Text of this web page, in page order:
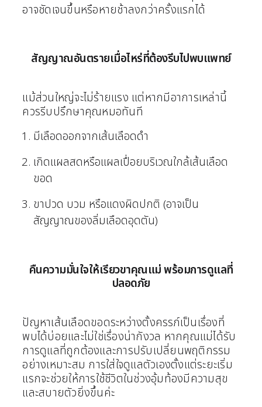
อาจชัดเจนขึ้นหรือหายช้าลงกว่าครั้งแรกได้
สัญญาณอันตรายเมื่อไหร่ที่ต้องรีบไปพบแพทย์
แม้ส่วนใหญ่จะไม่ร้ายแรง แต่หากมีอาการเหล่านี้
ควรรีบปรึกษาคุณหมอทันที
มีเลือดออกจากเส้นเลือดดำ
เกิดแผลสดหรือแผลเปื่อยบริเวณใกล้เส้นเลือด
ขอด
ขาปวด บวม หรือแดงผิดปกติ (อาจเป็น
สัญญาณของลิ่มเลือดอุดตัน)
คืนความมั่นใจให้เรียวขาคุณแม่ พร้อมการดูแลที่
ปลอดภัย
ปัญหาเส้นเลือดขอดระหว่างตั้งครรภ์เป็นเรื่องที่
พบได้บ่อยและไม่ใช่เรื่องน่ากังวล หากคุณแม่ได้รับ
การดูแลที่ถูกต้องและการปรับเปลี่ยนพฤติกรรม
อย่างเหมาะสม การใส่ใจดูแลตัวเองตั้งแต่ระยะเริ่ม
แรกจะช่วยให้การใช้ชีวิตในช่วงอุ้มท้องมีความสุข
และสบายตัวยิ่งขึ้นค่ะ